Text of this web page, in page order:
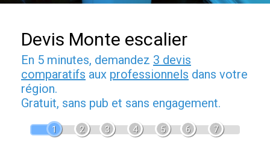
Devis Monte escalier
En 5 minutes, demandez 3 devis
comparatifs aux professionnels dans votre
région.
Gratuit, sans pub et sans engagement.
1 2 3 4 5 6 7